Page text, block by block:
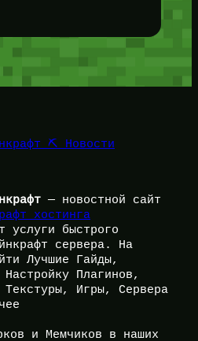
⛏️ Новости
— новостной сайт
хостинга
услуги быстрого
сервера. На
Лучшие Гайды,
Плагинов,
Игры, Сервера
и Мемчиков в наших